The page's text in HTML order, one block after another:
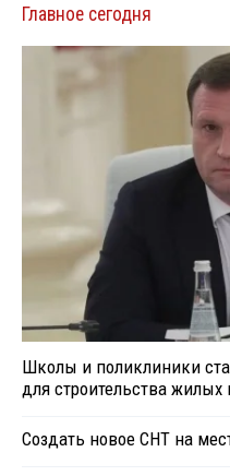
Главное сегодня
Школы и поликлиники
для строительства жилых
Создать новое СНТ на